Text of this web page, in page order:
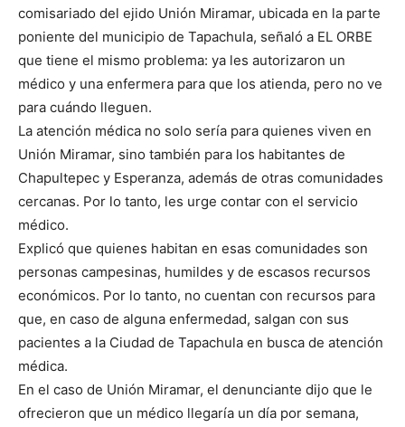
comisariado del ejido Unión Miramar, ubicada en la parte
poniente del municipio de Tapachula, señaló a EL ORBE
que tiene el mismo problema: ya les autorizaron un
médico y una enfermera para que los atienda, pero no ve
para cuándo lleguen.
La atención médica no solo sería para quienes viven en
Unión Miramar, sino también para los habitantes de
Chapultepec y Esperanza, además de otras comunidades
cercanas. Por lo tanto, les urge contar con el servicio
médico.
Explicó que quienes habitan en esas comunidades son
personas campesinas, humildes y de escasos recursos
económicos. Por lo tanto, no cuentan con recursos para
que, en caso de alguna enfermedad, salgan con sus
pacientes a la Ciudad de Tapachula en busca de atención
médica.
En el caso de Unión Miramar, el denunciante dijo que le
ofrecieron que un médico llegaría un día por semana,